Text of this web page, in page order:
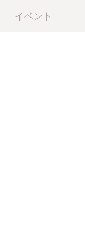
イベント